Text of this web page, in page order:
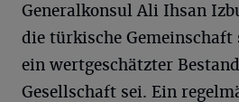
Generalkonsul Ali Ihsan
die türkische Gemeinschaft
ein wertgeschätzter
Gesellschaft sei. Ein